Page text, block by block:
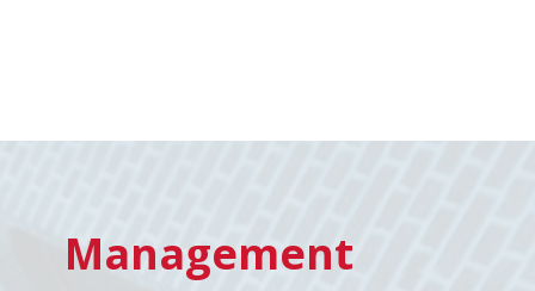
Management